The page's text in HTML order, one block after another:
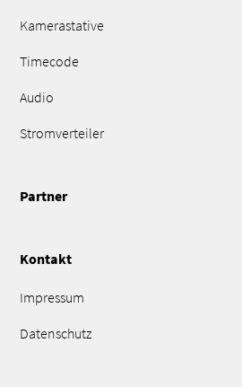
Kamerastative
Timecode
Audio
Stromverteiler
Partner
Kontakt
Impressum
Datenschutz